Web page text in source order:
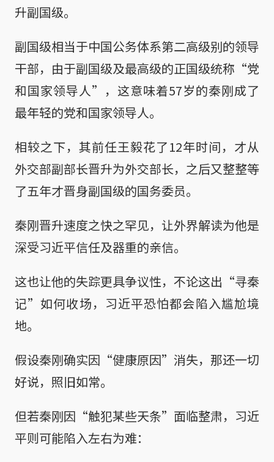
升副国级。
副国级相当于中国公务体系第二高级别的领导
干部，由于副国级及最高级的正国级统称“党
和国家领导人”，这意味着57岁的秦刚成了
最年轻的党和国家领导人。
相较之下，其前任王毅花了12年时间，才从
外交部副部长晋升为外交部长，之后又整整等
了五年才晋身副国级的国务委员。
秦刚晋升速度之快之罕见，让外界解读为他是
深受习近平信任及器重的亲信。
这也让他的失踪更具争议性，不论这出“寻秦
记”如何收场，习近平恐怕都会陷入尴尬境
地。
假设秦刚确实因“健康原因”消失，那还一切
好说，照旧如常。
但若秦刚因“触犯某些天条”面临整肃，习近
平则可能陷入左右为难：